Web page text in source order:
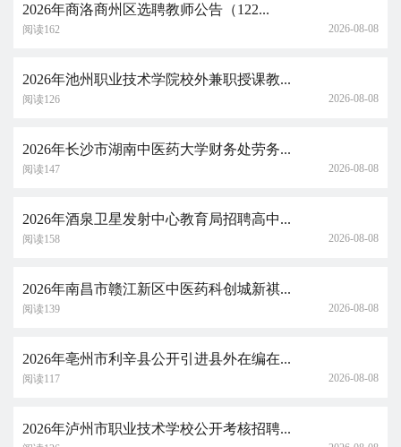
2026年商洛商州区选聘教师公告（122...
阅读162 2026-08-08
2026年池州职业技术学院校外兼职授课教...
阅读126 2026-08-08
2026年长沙市湖南中医药大学财务处劳务...
阅读147 2026-08-08
2026年酒泉卫星发射中心教育局招聘高中...
阅读158 2026-08-08
2026年南昌市赣江新区中医药科创城新祺...
阅读139 2026-08-08
2026年亳州市利辛县公开引进县外在编在...
阅读117 2026-08-08
2026年泸州市职业技术学校公开考核招聘...